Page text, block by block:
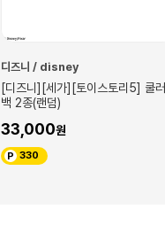
디즈니 / disney
[디즈니][세가][토이스토리5] 쿨러
백 2종(랜덤)
33,000
330